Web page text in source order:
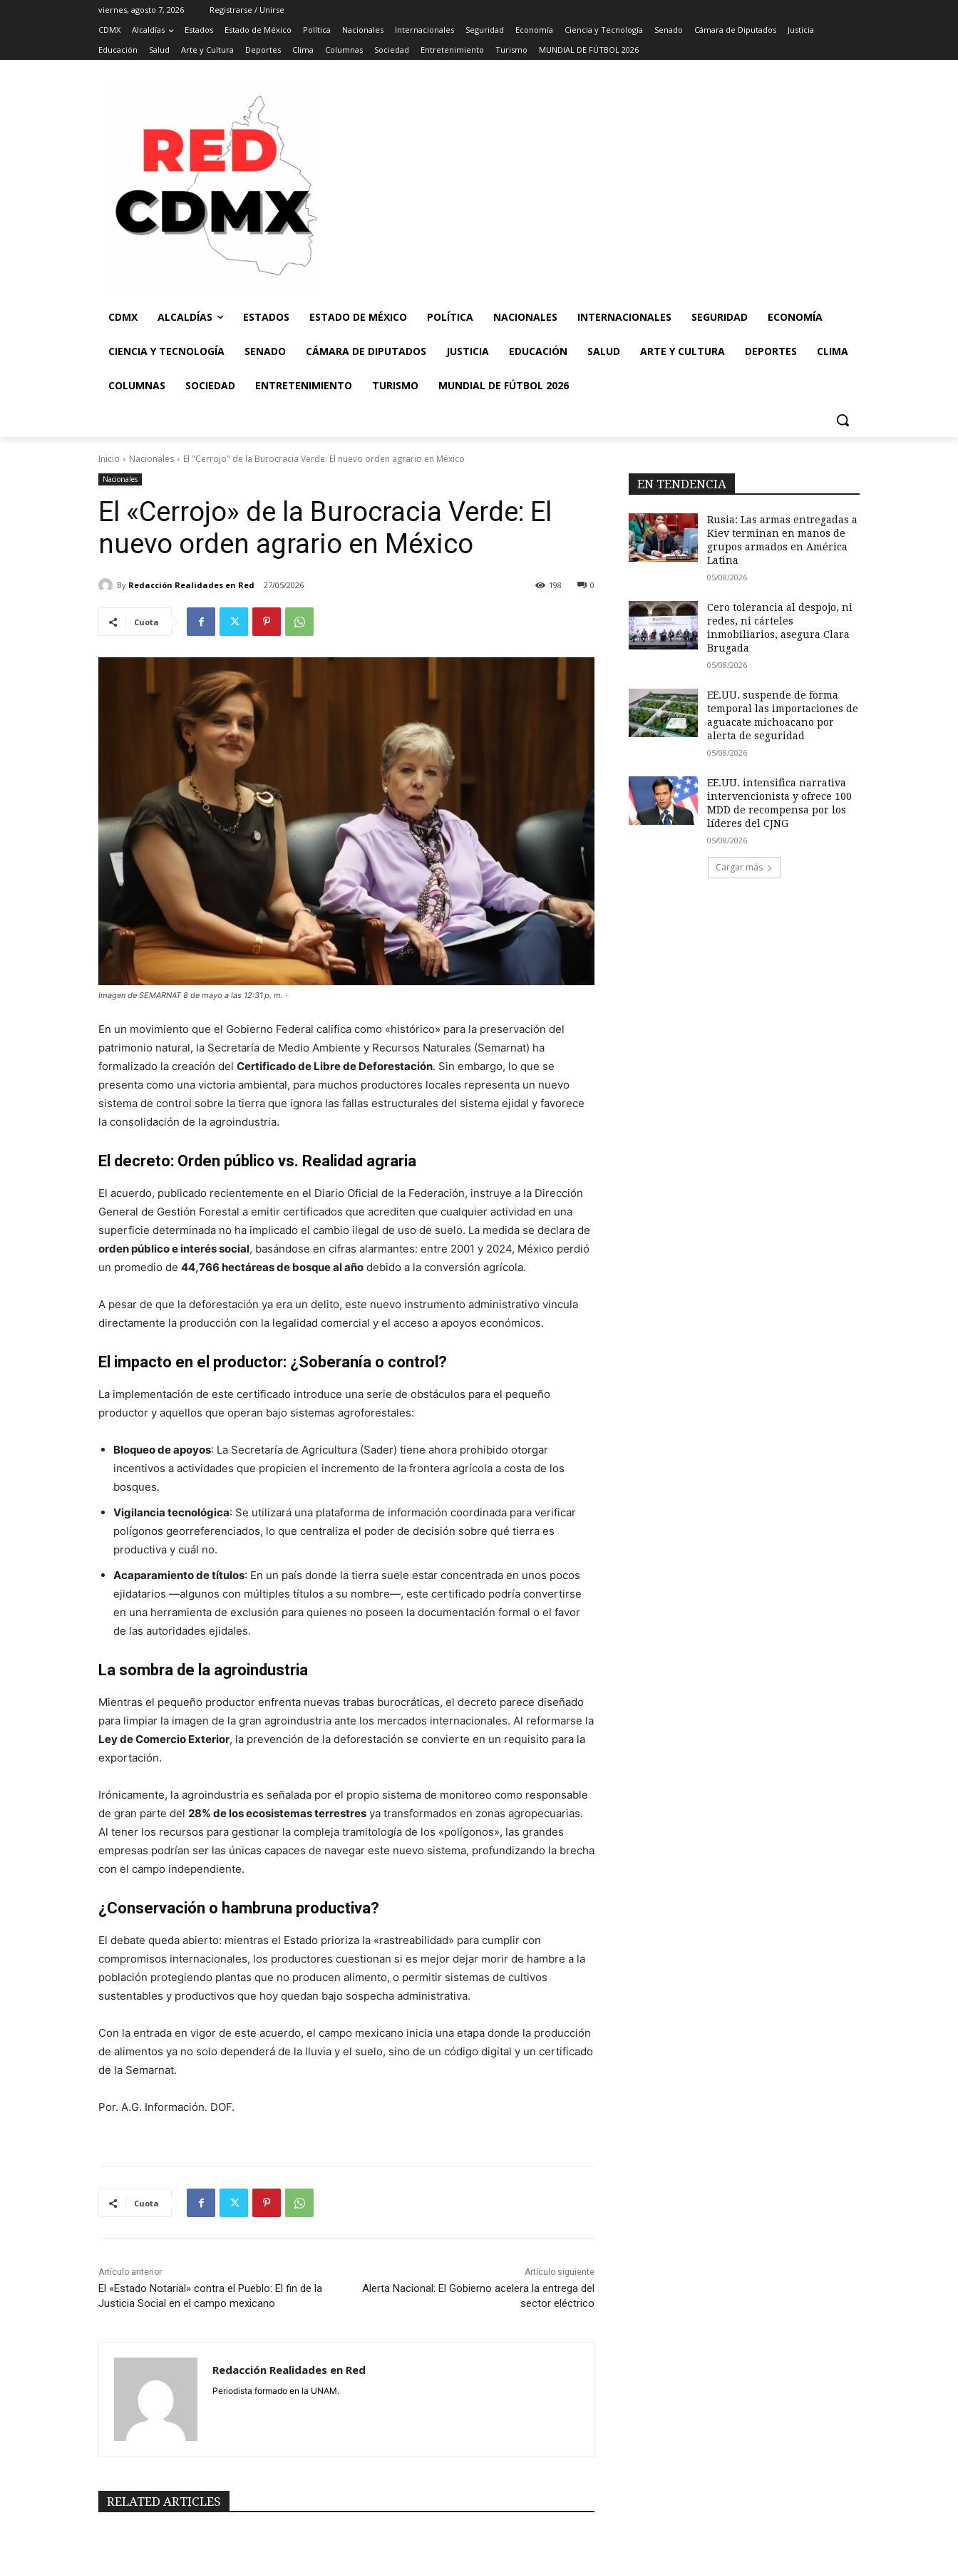
viernes, agosto 7, 2026
Registrarse / Unirse
CDMX
Alcaldías Estados Estado de México Política Nacionales Internacionales Seguridad Economía Ciencia y Tecnología Senado Cámara de Diputados
Justicia
Educación
Salud Arte y Cultura Deportes Clima Columnas Sociedad Entretenimiento Turismo MUNDIAL DE FÚTBOL 2026
CDMX ALCALDÍAS ESTADOS ESTADO DE MÉXICO POLÍTICA NACIONALES INTERNACIONALES SEGURIDAD ECONOMÍA
CIENCIA Y TECNOLOGÍA SENADO CÁMARA DE DIPUTADOS JUSTICIA EDUCACIÓN SALUD ARTE Y CULTURA DEPORTES CLIMA
COLUMNAS SOCIEDAD ENTRETENIMIENTO TURISMO MUNDIAL DE FÚTBOL 2026
Inicio Nacionales El "Cerrojo" de la Burocracia Verde: El nuevo orden agrario en México
Nacionales
El «Cerrojo» de la Burocracia Verde: El
nuevo orden agrario en México
By Redacción Realidades en Red 27/05/2026 0
198
Cuota
Imagen de SEMARNAT 8 de mayo a las 12:31 p. m. ·
En un movimiento que el Gobierno Federal califica como «histórico» para la preservación del
patrimonio natural, la Secretaría de Medio Ambiente y Recursos Naturales (Semarnat) ha
formalizado la creación del Certificado de Libre de Deforestación. Sin embargo, lo que se
presenta como una victoria ambiental, para muchos productores locales representa un nuevo
sistema de control sobre la tierra que ignora las fallas estructurales del sistema ejidal y favorece
la consolidación de la agroindustria.
El decreto: Orden público vs. Realidad agraria
El acuerdo, publicado recientemente en el Diario Oficial de la Federación, instruye a la Dirección
General de Gestión Forestal a emitir certificados que acrediten que cualquier actividad en una
superficie determinada no ha implicado el cambio ilegal de uso de suelo. La medida se declara de
orden público e interés social, basándose en cifras alarmantes: entre 2001 y 2024, México perdió
un promedio de 44,766 hectáreas de bosque al año debido a la conversión agrícola.
A pesar de que la deforestación ya era un delito, este nuevo instrumento administrativo vincula
directamente la producción con la legalidad comercial y el acceso a apoyos económicos.
El impacto en el productor: ¿Soberanía o control?
La implementación de este certificado introduce una serie de obstáculos para el pequeño
productor y aquellos que operan bajo sistemas agroforestales:
Bloqueo de apoyos: La Secretaría de Agricultura (Sader) tiene ahora prohibido otorgar
incentivos a actividades que propicien el incremento de la frontera agrícola a costa de los
bosques.
Vigilancia tecnológica: Se utilizará una plataforma de información coordinada para verificar
polígonos georreferenciados, lo que centraliza el poder de decisión sobre qué tierra es
productiva y cuál no.
Acaparamiento de títulos: En un país donde la tierra suele estar concentrada en unos pocos
ejidatarios —algunos con múltiples títulos a su nombre—, este certificado podría convertirse
en una herramienta de exclusión para quienes no poseen la documentación formal o el favor
de las autoridades ejidales.
La sombra de la agroindustria
Mientras el pequeño productor enfrenta nuevas trabas burocráticas, el decreto parece diseñado
para limpiar la imagen de la gran agroindustria ante los mercados internacionales. Al reformarse la
Ley de Comercio Exterior, la prevención de la deforestación se convierte en un requisito para la
exportación.
Irónicamente, la agroindustria es señalada por el propio sistema de monitoreo como responsable
de gran parte del 28% de los ecosistemas terrestres ya transformados en zonas agropecuarias.
Al tener los recursos para gestionar la compleja tramitología de los «polígonos», las grandes
empresas podrían ser las únicas capaces de navegar este nuevo sistema, profundizando la brecha
con el campo independiente.
¿Conservación o hambruna productiva?
El debate queda abierto: mientras el Estado prioriza la «rastreabilidad» para cumplir con
compromisos internacionales, los productores cuestionan si es mejor dejar morir de hambre a la
población protegiendo plantas que no producen alimento, o permitir sistemas de cultivos
sustentables y productivos que hoy quedan bajo sospecha administrativa.
Con la entrada en vigor de este acuerdo, el campo mexicano inicia una etapa donde la producción
de alimentos ya no solo dependerá de la lluvia y el suelo, sino de un código digital y un certificado
de la Semarnat.
Por. A.G. Información. DOF.
Cuota
Artículo anterior
El «Estado Notarial» contra el Pueblo: El fin de la
Justicia Social en el campo mexicano
Artículo siguiente
Alerta Nacional: El Gobierno acelera la entrega del
sector eléctrico
Redacción Realidades en Red
Periodista formado en la UNAM.
RELATED ARTICLES
EN TENDENCIA
Rusia: Las armas entregadas a
Kiev terminan en manos de
grupos armados en América
Latina
05/08/2026
Cero tolerancia al despojo, ni
redes, ni cárteles
inmobiliarios, asegura Clara
Brugada
05/08/2026
EE.UU. suspende de forma
temporal las importaciones de
aguacate michoacano por
alerta de seguridad
05/08/2026
EE.UU. intensifica narrativa
intervencionista y ofrece 100
MDD de recompensa por los
líderes del CJNG
05/08/2026
Cargar más